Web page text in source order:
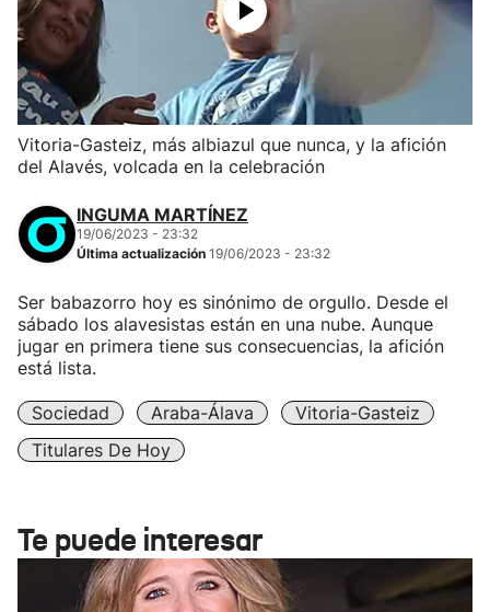
Vitoria-Gasteiz, más albiazul que nunca, y la afición
del Alavés, volcada en la celebración
INGUMA MARTÍNEZ
19/06/2023 - 23:32
Última actualización 19/06/2023 - 23:32
Ser babazorro hoy es sinónimo de orgullo. Desde el
sábado los alavesistas están en una nube. Aunque
jugar en primera tiene sus consecuencias, la afición
está lista.
Sociedad Araba-Álava
Vitoria-Gasteiz
Titulares De Hoy
Te puede interesar